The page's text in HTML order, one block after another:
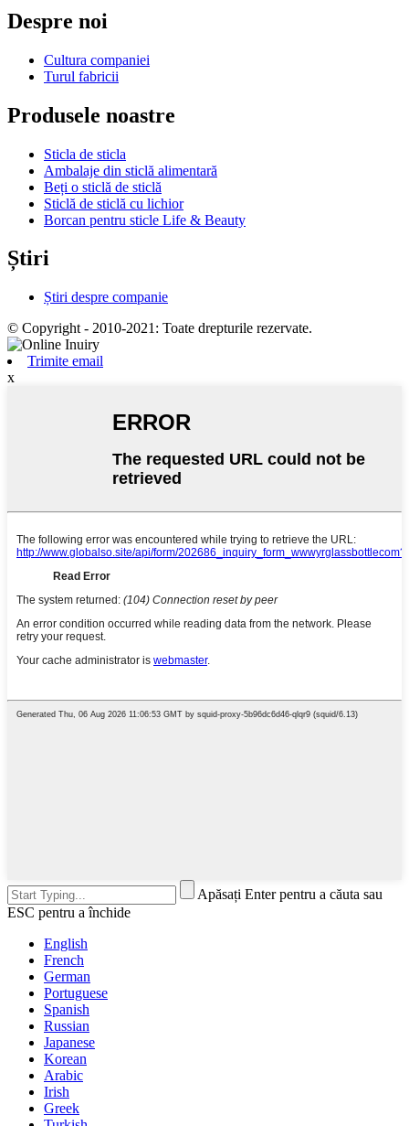
Despre noi
Cultura companiei
Turul fabricii
Produsele noastre
Sticla de sticla
Ambalaje din sticlă alimentară
Beți o sticlă de sticlă
Sticlă de sticlă cu lichior
Borcan pentru sticle Life & Beauty
Știri
Știri despre companie
© Copyright - 2010-2021: Toate drepturile rezervate.
Trimite email
x
Apăsați Enter pentru a căuta sau
ESC pentru a închide
English
French
German
Portuguese
Spanish
Russian
Japanese
Korean
Arabic
Irish
Greek